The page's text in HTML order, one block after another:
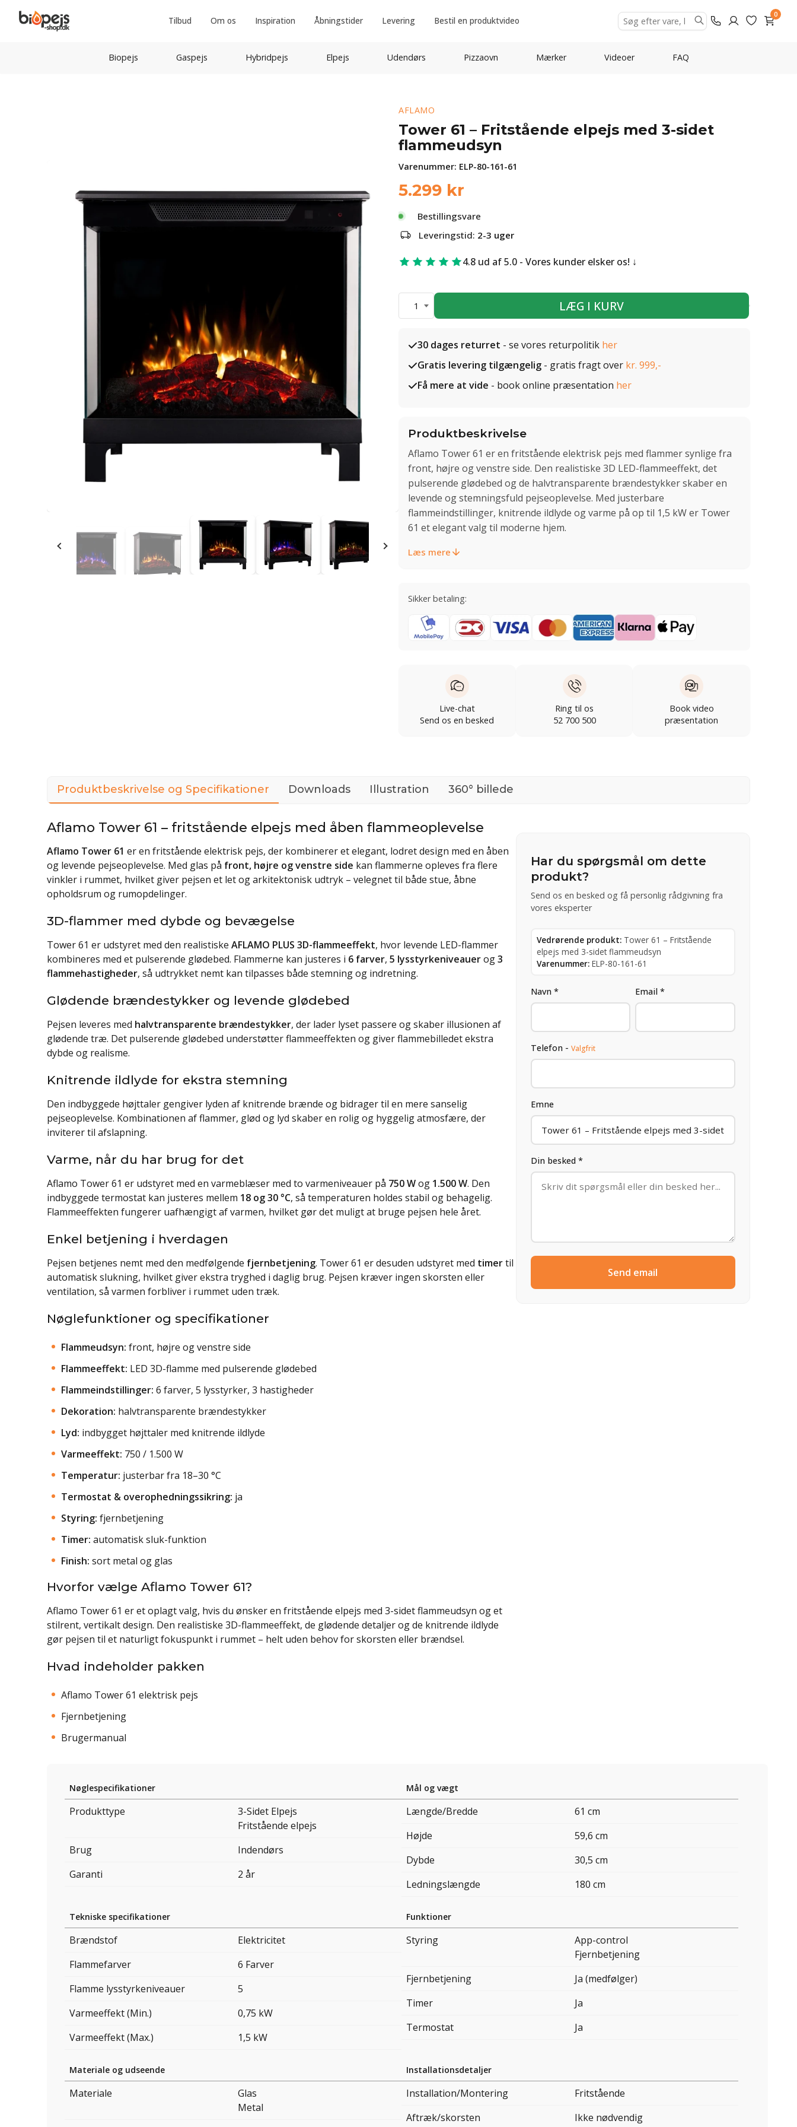
Tilbud Om os Inspiration Åbningstider Levering Bestil en produktvideo
0
Biopejs Gaspejs Hybridpejs Elpejs Udendørs Pizzaovn Mærker Videoer FAQ
AFLAMO
Tower 61 – Fritstående elpejs med 3-sidet
flammeudsyn
Varenummer: ELP-80-161-61
5.299 kr
Bestillingsvare
Leveringstid: 2-3 uger
4.8 ud af 5.0 - Vores kunder elsker os!
1 LÆG I KURV
30 dages returret - se vores returpolitik her
Gratis levering tilgængelig - gratis fragt over kr. 999,-
Få mere at vide - book online præsentation her
Produktbeskrivelse
Aflamo Tower 61 er en fritstående elektrisk pejs med flammer synlige fra
front, højre og venstre side. Den realistiske 3D LED-flammeeffekt, det
pulserende glødebed og de halvtransparente brændestykker skaber en
levende og stemningsfuld pejseoplevelse. Med justerbare
flammeindstillinger, knitrende ildlyde og varme på op til 1,5 kW er Tower
61 et elegant valg til moderne hjem.
Læs mere
Sikker betaling:
Live-chat
Send os en besked
Ring til os
52 700 500
Book video
præsentation
Produktbeskrivelse og Specifikationer Downloads Illustration 360° billede
Aflamo Tower 61 – fritstående elpejs med åben flammeoplevelse
Aflamo Tower 61 er en fritstående elektrisk pejs, der kombinerer et elegant, lodret design med en åben
og levende pejseoplevelse. Med glas på front, højre og venstre side kan flammerne opleves fra flere
vinkler i rummet, hvilket giver pejsen et let og arkitektonisk udtryk – velegnet til både stue, åbne
opholdsrum og rumopdelinger.
3D-flammer med dybde og bevægelse
Tower 61 er udstyret med den realistiske AFLAMO PLUS 3D-flammeeffekt, hvor levende LED-flammer
kombineres med et pulserende glødebed. Flammerne kan justeres i 6 farver, 5 lysstyrkeniveauerog3
flammehastigheder, så udtrykket nemt kan tilpasses både stemning og indretning.
Glødende brændestykker og levende glødebed
Pejsen leveres med halvtransparente brændestykker, der lader lyset passere og skaber illusionen af
glødende træ. Det pulserende glødebed understøtter flammeeffekten og giver flammebilledet ekstra
dybde og realisme.
Knitrende ildlyde for ekstra stemning
Den indbyggede højttaler gengiver lyden af knitrende brænde og bidrager til en mere sanselig
pejseoplevelse. Kombinationen af flammer, glød og lyd skaber en rolig og hyggelig atmosfære, der
inviterer til afslapning.
Varme, når du har brug for det
Aflamo Tower 61 er udstyret med en varmeblæser med to varmeniveauer på 750 Wog 1.500 W. Den
indbyggede termostat kan justeres mellem 18 og 30 °C, så temperaturen holdes stabil og behagelig.
Flammeeffekten fungerer uafhængigt af varmen, hvilket gør det muligt at bruge pejsen hele året.
Enkel betjening i hverdagen
Pejsen betjenes nemt med den medfølgende fjernbetjening. Tower 61 er desuden udstyret med timertil
automatisk slukning, hvilket giver ekstra tryghed i daglig brug. Pejsen kræver ingen skorsten eller
ventilation, så varmen forbliver i rummet uden træk.
Nøglefunktioner og specifikationer
Flammeudsyn: front, højre og venstre side
Flammeeffekt: LED 3D-flamme med pulserende glødebed
Flammeindstillinger: 6 farver, 5 lysstyrker, 3 hastigheder
Dekoration: halvtransparente brændestykker
Lyd: indbygget højttaler med knitrende ildlyde
Varmeeffekt: 750 / 1.500 W
Temperatur: justerbar fra 18–30 °C
Termostat & overophedningssikring: ja
Styring: fjernbetjening
Timer: automatisk sluk-funktion
Finish: sort metal og glas
Hvorfor vælge Aflamo Tower 61?
Aflamo Tower 61 er et oplagt valg, hvis du ønsker en fritstående elpejs med 3-sidet flammeudsyn og et
stilrent, vertikalt design. Den realistiske 3D-flammeeffekt, de glødende detaljer og de knitrende ildlyde
gør pejsen til et naturligt fokuspunkt i rummet – helt uden behov for skorsten eller brændsel.
Hvad indeholder pakken
Aflamo Tower 61 elektrisk pejs
Fjernbetjening
Brugermanual
Har du spørgsmål om dette
produkt?
Send os en besked og få personlig rådgivning fra
vores eksperter
Vedrørende produkt: Tower 61 – Fritstående
elpejs med 3-sidet flammeudsyn
Varenummer: ELP-80-161-61
Navn * Email *
Telefon - Valgfrit
Emne
Din besked *
Send email
Nøglespecifikationer
Produkttype
3-Sidet Elpejs
Fritstående elpejs
Brug
Indendørs
Garanti
2 år
Mål og vægt
Længde/Bredde
61 cm
Højde
59,6 cm
Dybde
30,5 cm
Ledningslængde
180 cm
Tekniske specifikationer
Brændstof
Elektricitet
Flammefarver
6 Farver
Flamme lysstyrkeniveauer
5
Varmeeffekt (Min.)
0,75 kW
Varmeeffekt (Max.)
1,5 kW
Funktioner
Styring
App-control
Fjernbetjening
Fjernbetjening
Ja (medfølger)
Timer
Ja
Termostat
Ja
Materiale og udseende
Materiale
Glas
Metal
Installationsdetaljer
Installation/Montering
Fritstående
Aftræk/skorsten
Ikke nødvendig